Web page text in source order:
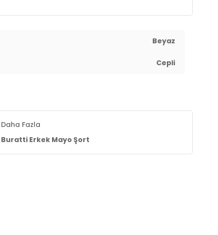
Beyaz
Cepli
Daha Fazla
Buratti Erkek Mayo Şort